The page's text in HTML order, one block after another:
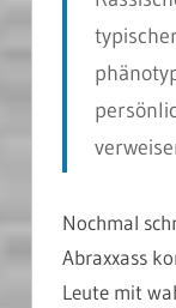
Nochmal
Abraxxass
Leute mit